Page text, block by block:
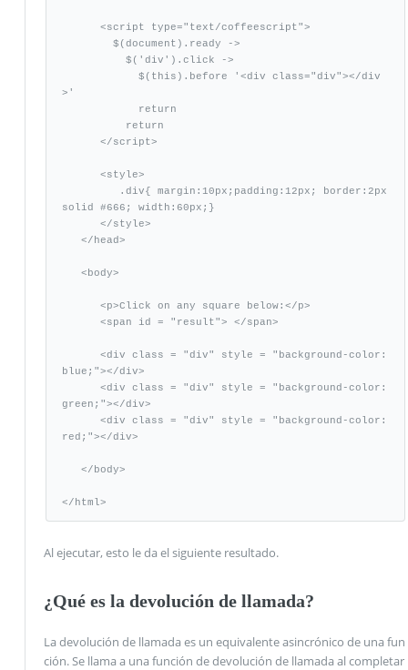
>'
solid #666; width:60px;}
blue;"></div>
green;"></div>
red;"></div>
</html>
Al ejecutar, esto le da el siguiente resultado.
¿Qué es la devolución de llamada?
La devolución de llamada es un equivalente asincrónico de una fun
ción. Se llama a una función de devolución de llamada al completar